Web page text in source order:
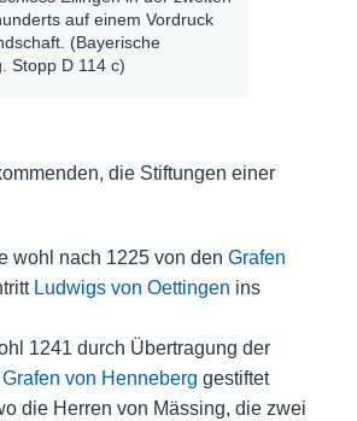
auf einem Vordruck
(Bayerische
Stopp D 114 c)
die Stiftungen einer
wohl nach 1225 von den Grafen
Ludwigs von Oettingen ins
1241 durch Übertragung der
Grafen von Henneberg gestiftet
die Herren von Mässing, die zwei